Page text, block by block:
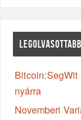
nyárra
Novemberi